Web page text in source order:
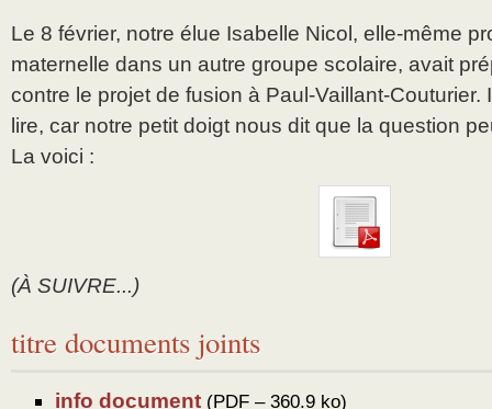
Le 8 février, notre élue Isabelle Nicol, elle-même
maternelle dans un autre groupe scolaire, avait
contre le projet de fusion à Paul-Vaillant-Couturier.
lire, car notre petit doigt nous dit que la question
La voici :
(À SUIVRE...)
titre documents joints
info document (PDF – 360.9 ko)